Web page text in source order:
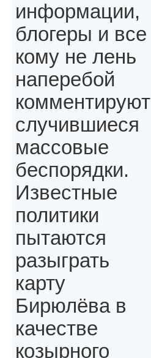
информации,
блогеры и все
кому не лень
наперебой
комментируют
случившиеся
массовые
беспорядки.
Известные
политики
пытаются
разыграть
карту
Бирюлёва в
качестве
козырного